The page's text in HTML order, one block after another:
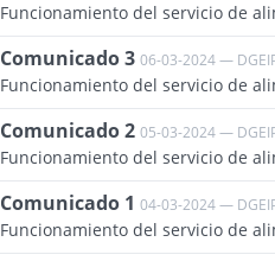
Funcionamiento del servicio de
Comunicado 3 06-03-2024 —
Funcionamiento del servicio de
Comunicado 2 05-03-2024 —
Funcionamiento del servicio de
Comunicado 1 04-03-2024 —
Funcionamiento del servicio de